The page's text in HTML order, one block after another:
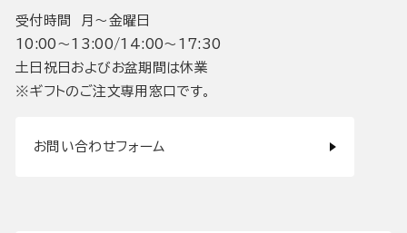
受付時間 月〜金曜日
10:00〜13:00/14:00〜17:30
土日祝日およびお盆期間は休業
※ギフトのご注文専用窓口です。
お問い合わせフォーム